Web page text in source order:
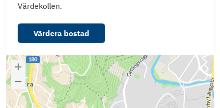
Värdekollen.
Värdera bostad